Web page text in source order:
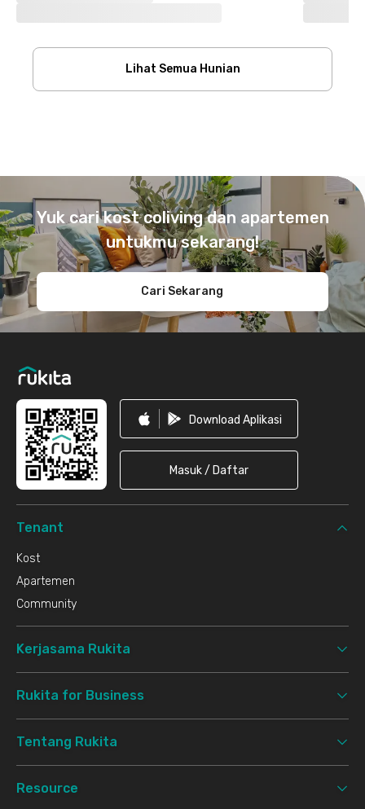
Lihat Semua Hunian
Yuk cari kost coliving dan apartemen
untukmu sekarang!
Cari Sekarang
Download Aplikasi
Masuk / Daftar
Tenant
Kost
Apartemen
Community
Kerjasama Rukita
Rukita for Business
Tentang Rukita
Resource